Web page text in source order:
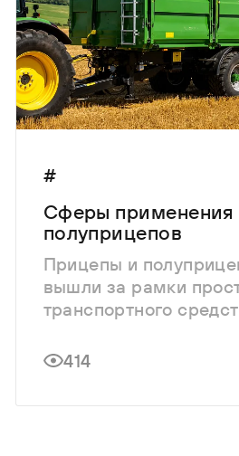
#
Сферы применения
полуприцепов
Прицепы и
вышли за рамки
транспортного
представить ни одну
414